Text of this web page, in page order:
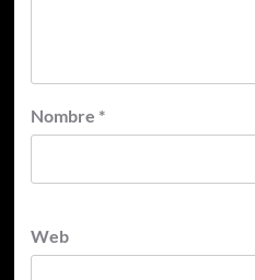
Nombre *
Web